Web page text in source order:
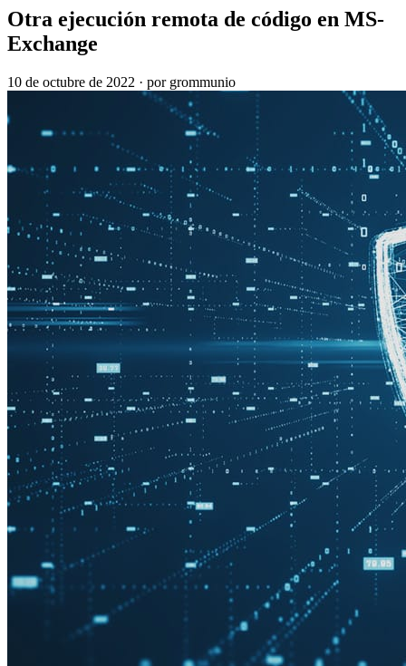
Otra ejecución remota de código en MS-
Exchange
10 de octubre de 2022 · por grommunio